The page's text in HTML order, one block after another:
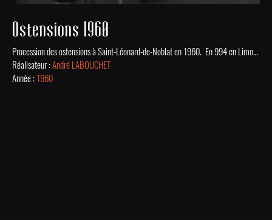
Ostensions 1960
Procession des ostensions à Saint-Léonard-de-Noblat en 1960. En 994 en Limousin une épidémie due à l’ergot de seigle fit de nombreuses victimes. Vécu comme un châtiment divin, ce qu’on appela le mal des ardents amena en dernier recours le clergé à sortir des reliques des saints pour chasser la maladie. Ces ostensions sont devenues tradition religieuse et populaire ancrée dans l’histoire du Limousin. Les ostensions se tiennent tous les 7 ans à Limoges et dans plus d'une quinzaine de communes environnantes, dans la Haute-Vienne, mais aussi en Creuse, Charente et dans la Vienne. Numérisé avec l’aide du Programme de numérisation et valorisation de contenus culturels 2019 de la DRAC de Nouvelle-Aquitaine
Réalisateur :André LABOUCHET
Année : 1960